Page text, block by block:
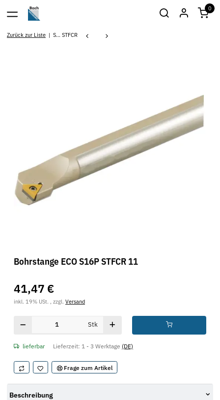
0
Zurück zur Liste S... STFCR
Bohrstange ECO S16P STFCR 11
41,47 €
inkl. 19% USt. , zzgl. Versand
Stk
lieferbar Lieferzeit: 1 - 3 Werktage (DE)
Frage zum Artikel
Beschreibung